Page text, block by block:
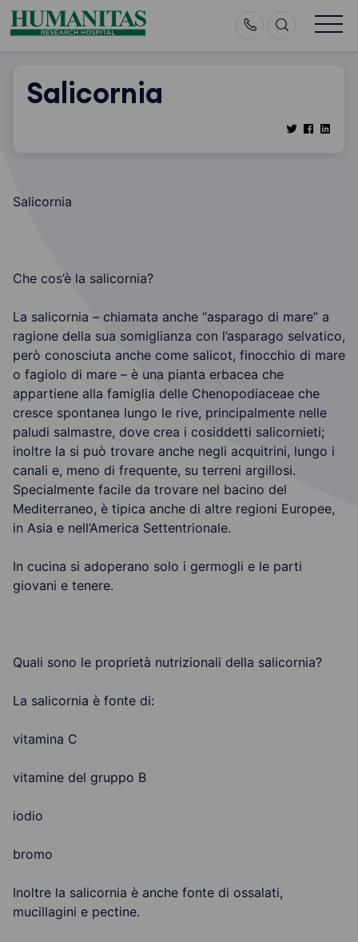
Skip
to
Salicornia
Salicornia
Che cos’è la salicornia?
La salicornia – chiamata anche “asparago di mare” a
ragione della sua somiglianza con l’asparago selvatico,
però conosciuta anche come salicot, finocchio di mare
o fagiolo di mare – è una pianta erbacea che
appartiene alla famiglia delle Chenopodiaceae che
cresce spontanea lungo le rive, principalmente nelle
paludi salmastre, dove crea i cosiddetti salicornieti;
inoltre la si può trovare anche negli acquitrini, lungo i
canali e, meno di frequente, su terreni argillosi.
Specialmente facile da trovare nel bacino del
Mediterraneo, è tipica anche di altre regioni Europee,
in Asia e nell’America Settentrionale.
In cucina si adoperano solo i germogli e le parti
giovani e tenere.
Quali sono le proprietà nutrizionali della salicornia?
La salicornia è fonte di:
vitamina C
vitamine del gruppo B
iodio
bromo
Inoltre la salicornia è anche fonte di ossalati,
mucillagini e pectine.